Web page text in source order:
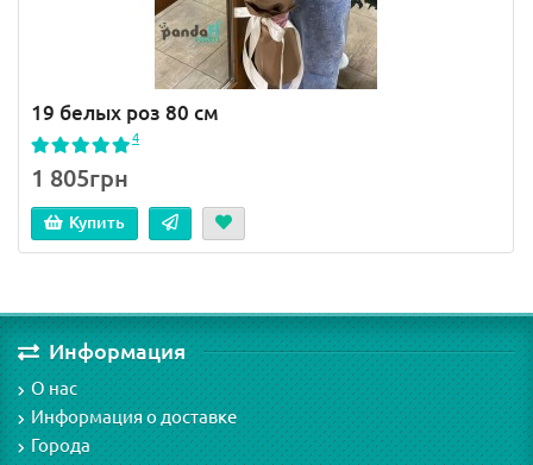
19 белых роз 80 см
4
1 805грн
Купить
Информация
О нас
Информация о доставке
Города